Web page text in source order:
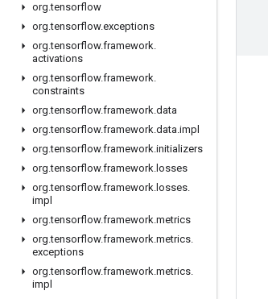
org.tensorflow
org.tensorflow.exceptions
org.tensorflow.framework.
activations
org.tensorflow.framework.
constraints
org.tensorflow.framework.data
org.tensorflow.framework.data.impl
org.tensorflow.framework.initializers
org.tensorflow.framework. losses
org.tensorflow.framework. losses.
impl
org.tensorflow.framework.metrics
org.tensorflow.framework.metrics.
exceptions
org.tensorflow.framework.metrics.
impl